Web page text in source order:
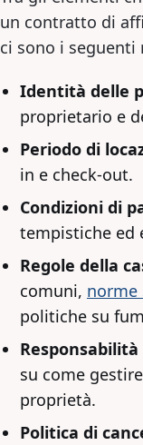
un contratto di
ci sono i seguenti
Identità delle
proprietario e
Periodo di
in e check-out.
Condizioni di
tempistiche ed
Regole della
comuni, norme
politiche su
su come
proprietà.
Politica di